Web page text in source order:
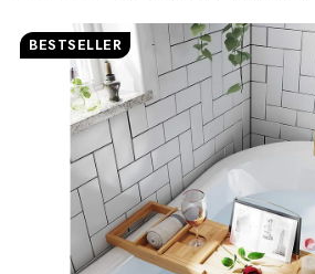
KUCHYŇA
SPÁĽŇA
PREDSIENE
PRACOVŇA / KANCELÁRIA
KÚPEĽŇA
BESTSELLER